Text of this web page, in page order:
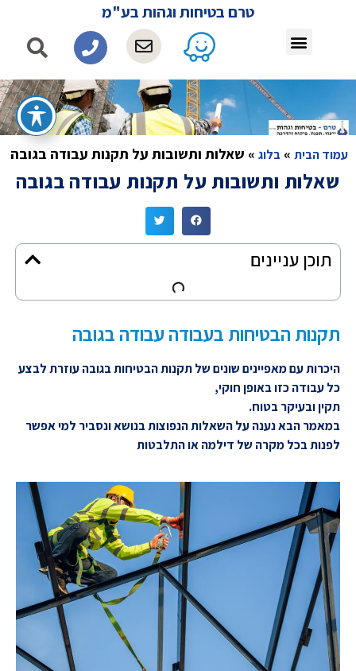
טרם בטיחות וגהות בע"מ
עמוד הבית » בלוג » שאלות ותשובות על תקנות עבודה בגובה
שאלות ותשובות על תקנות עבודה בגובה
תוכן עניינים
תקנות הבטיחות בעבודה עבודה בגובה
היכרות עם מאפיינים שונים של תקנות הבטיחות בגובה עוזרת לבצע
כל עבודה כזו באופן חוקי,
תקין ובעיקר בטוח.
במאמר הבא נענה על השאלות הנפוצות בנושא ונסביר למי אפשר
לפנות בכל מקרה של דילמה או התלבטות